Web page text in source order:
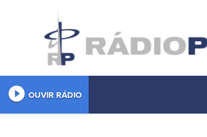
play_circle_filled OUVIR RÁDIO